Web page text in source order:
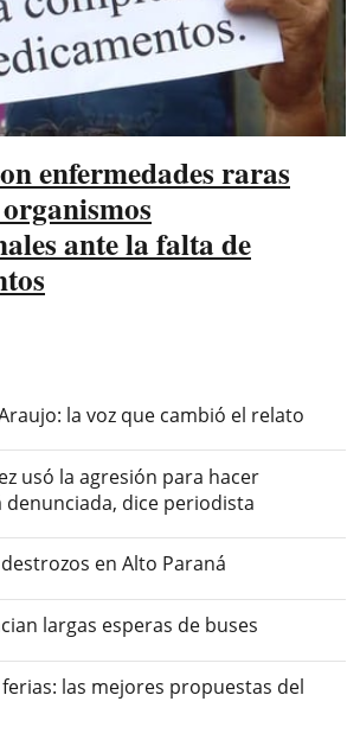
enfermedades raras
ante la falta de
la voz que cambió el relato
usó la agresión para hacer
denunciada, dice periodista
en Alto Paraná
largas esperas de buses
las mejores propuestas del